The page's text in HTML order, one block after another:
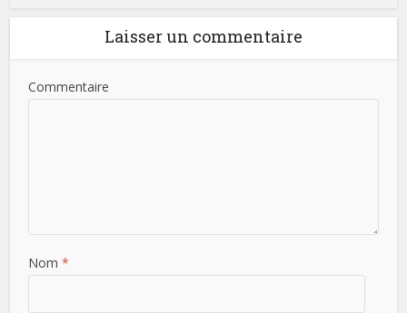
Laisser un commentaire
Commentaire
Nom *